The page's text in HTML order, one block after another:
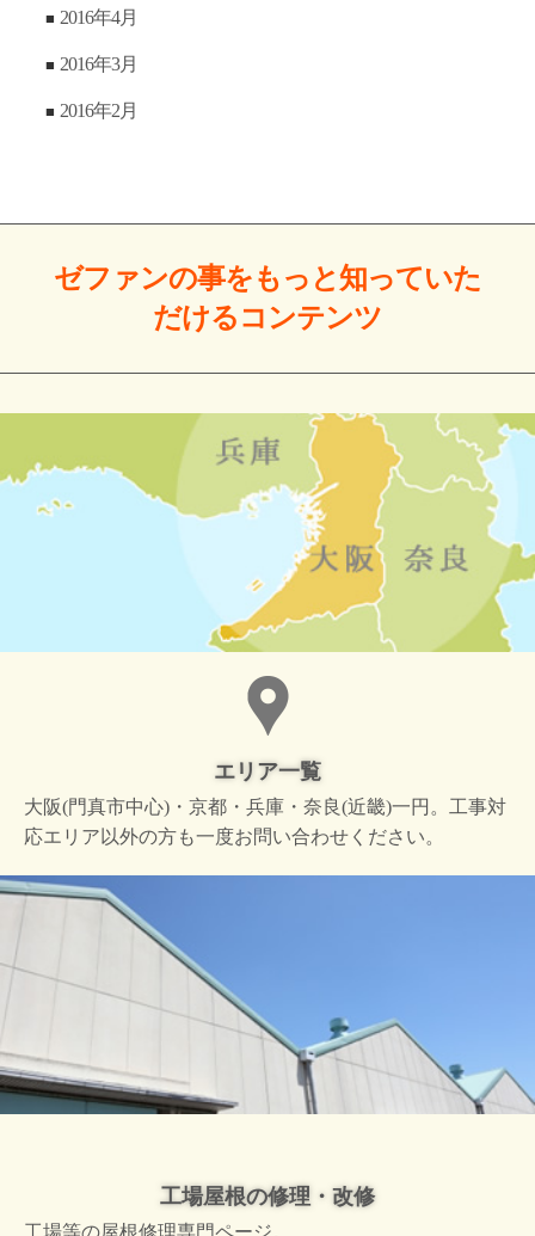
2016年4月
2016年3月
2016年2月
ゼファンの事をもっと知っていた
だけるコンテンツ
エリア一覧
大阪(門真市中心)・京都・兵庫・奈良(近畿)一円。工事対
応エリア以外の方も一度お問い合わせください。
工場屋根の修理・改修
工場等の屋根修理専門ページ。